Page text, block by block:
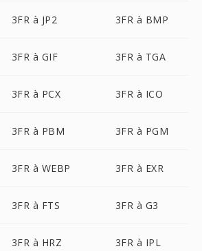
3FR à JP2 3FR à BMP
3FR à GIF 3FR à TGA
3FR à PCX 3FR à ICO
3FR à PBM 3FR à PGM
3FR à WEBP 3FR à EXR
3FR à FTS 3FR à G3
3FR à HRZ 3FR à IPL